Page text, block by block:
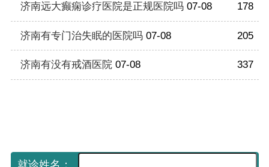
178
济南远大癫痫诊疗医院是正规医院吗 07-08
205
济南有专门治失眠的医院吗 07-08
337
济南有没有戒酒医院 07-08
就诊姓名：